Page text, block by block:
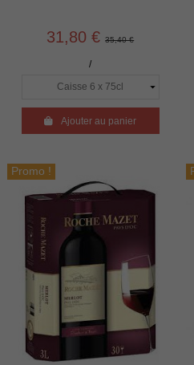
31,80 €35,40 €
/
Ajouter au panier
Promo !